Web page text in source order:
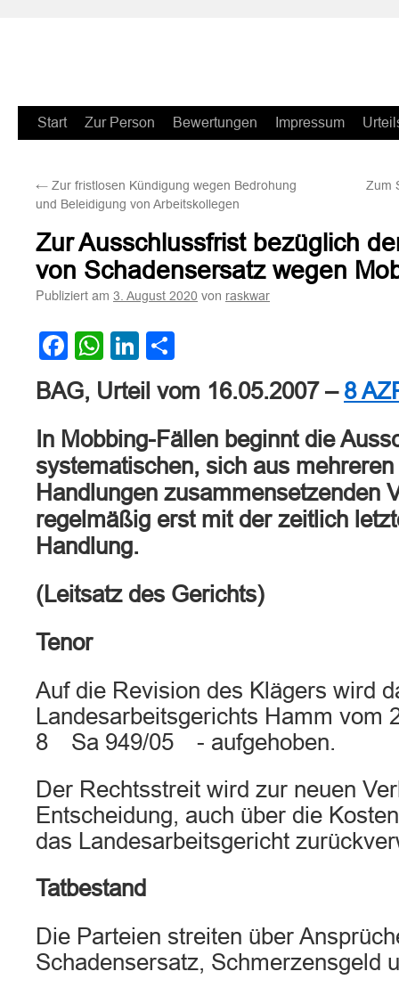
Zum
springen
Start Zur Person Bewertungen Impressum
← Zur fristlosen Kündigung wegen Bedrohung
und Beleidigung von Arbeitskollegen
Zum
Zur Ausschlussfrist bezüglich
von Schadensersatz wegen
Publiziert am 3. August 2020 von raskwar
Facebook
WhatsApp
LinkedIn
BAG, Urteil vom 16.05.2007 – 8
In Mobbing-Fällen beginnt die
systematischen, sich aus
Handlungen zusammensetzenden
regelmäßig erst mit der zeitlich
Handlung.
(Leitsatz des Gerichts)
Tenor
Auf die Revision des Klägers wird
Landesarbeitsgerichts Hamm
8 Sa 949/05 - aufgehoben.
Der Rechtsstreit wird zur neuen
Entscheidung, auch über die
das Landesarbeitsgericht
Tatbestand
Die Parteien streiten über
Schadensersatz, Schmerzensgeld